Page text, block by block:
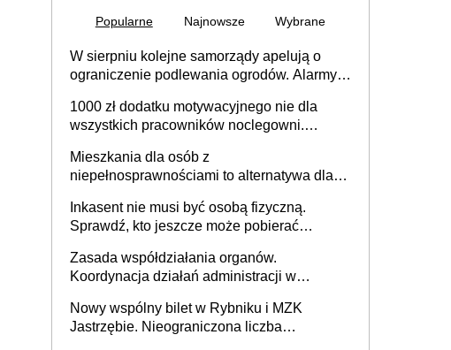
Popularne Najnowsze Wybrane
W sierpniu kolejne samorządy apelują o
ograniczenie podlewania ogrodów. Alarmy w
może objąć cały kraj
1000 zł dodatku motywacyjnego nie dla
wszystkich pracowników noclegowni.
Mieszkania dla osób z
niepełnosprawnościami to alternatywa dla
samodzielnie lub z rodziną
Inkasent nie musi być osobą fizyczną.
Sprawdź, kto jeszcze może pobierać
Zasada współdziałania organów.
Koordynacja działań administracji w
Nowy wspólny bilet w Rybniku i MZK
Jastrzębie. Nieograniczona liczba